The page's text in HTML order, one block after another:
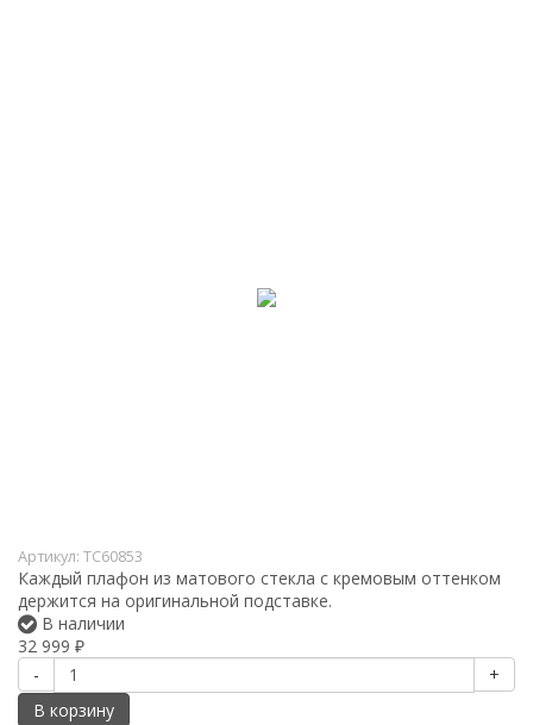
Артикул: TC60853
Каждый плафон из матового стекла с кремовым оттенком
держится на оригинальной подставке.
В наличии
32 999 ₽
-
+
В корзину